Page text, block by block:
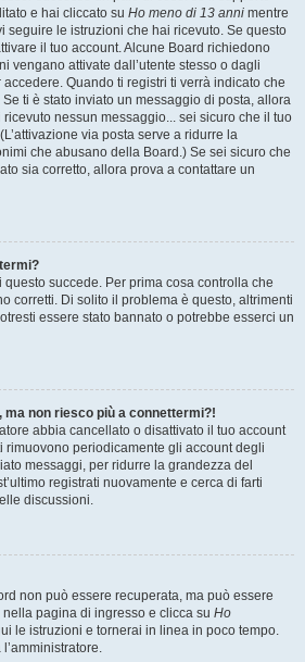
e hai cliccato su Ho meno di 13 anni mentre
seguire le istruzioni che hai ricevuto. Se questo
il tuo account. Alcune Board richiedono
vengano attivate dall’utente stesso o dagli
Quando ti registri ti verrà indicato che
ti è stato inviato un messaggio di posta, allora
nessun messaggio... sei sicuro che il tuo
via posta serve a ridurre la
che abusano della Board.) Se sei sicuro che
sia corretto, allora prova a contattare un
succede. Per prima cosa controlla che
corretti. Di solito il problema è questo, altrimenti
essere stato bannato o potrebbe esserci un
ma non riesco più a connettermi?!
abbia cancellato o disattivato il tuo account
rimuovono periodicamente gli account degli
messaggi, per ridurre la grandezza del
registrati nuovamente e cerca di farti
discussioni.
non può essere recuperata, ma può essere
pagina di ingresso e clicca su Ho
le istruzioni e tornerai in linea in poco tempo.